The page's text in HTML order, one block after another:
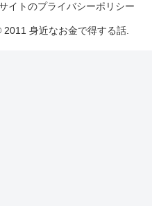
イトのプライバシーポリシー
2011 身近なお金で得する話.